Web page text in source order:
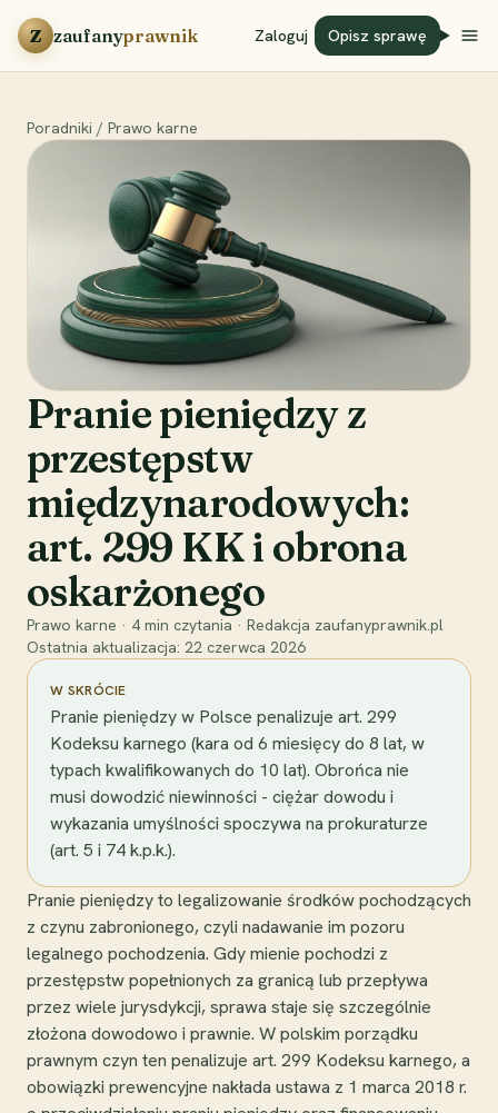
Przejdź do treści
Z zaufanyprawnik Zaloguj Opisz sprawę
Poradniki / Prawo karne
Pranie pieniędzy z
przestępstw
międzynarodowych:
art. 299 KK i obrona
oskarżonego
Prawo karne · 4 min czytania · Redakcja zaufanyprawnik.pl
Ostatnia aktualizacja: 22 czerwca 2026
W SKRÓCIE
Pranie pieniędzy w Polsce penalizuje art. 299
Kodeksu karnego (kara od 6 miesięcy do 8 lat, w
typach kwalifikowanych do 10 lat). Obrońca nie
musi dowodzić niewinności - ciężar dowodu i
wykazania umyślności spoczywa na prokuraturze
(art. 5 i 74 k.p.k.).
Pranie pieniędzy to legalizowanie środków pochodzących
z czynu zabronionego, czyli nadawanie im pozoru
legalnego pochodzenia. Gdy mienie pochodzi z
przestępstw popełnionych za granicą lub przepływa
przez wiele jurysdykcji, sprawa staje się szczególnie
złożona dowodowo i prawnie. W polskim porządku
prawnym czyn ten penalizuje art. 299 Kodeksu karnego, a
obowiązki prewencyjne nakłada ustawa z 1 marca 2018 r.